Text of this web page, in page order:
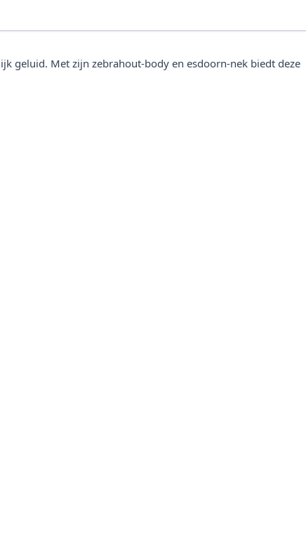
geluid. Met zijn zebrahout-body en esdoorn-nek biedt deze